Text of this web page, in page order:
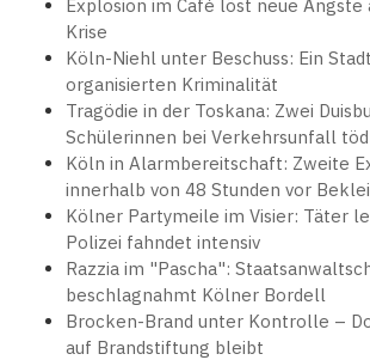
Explosion im Café löst neue Ängste
Krise
Köln-Niehl unter Beschuss: Ein
organisierten Kriminalität
Tragödie in der Toskana: Zwei
Schülerinnen bei Verkehrsunfall
Köln in Alarmbereitschaft: Zweite
innerhalb von 48 Stunden vor
Kölner Partymeile im Visier: Täter
Polizei fahndet intensiv
Razzia im "Pascha":
beschlagnahmt Kölner Bordell
Brocken-Brand unter Kontrolle –
auf Brandstiftung bleibt